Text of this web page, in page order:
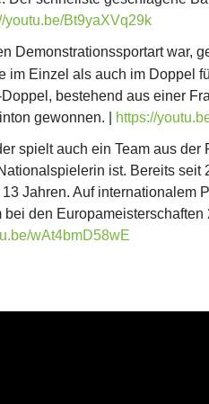
youtu.be/Bt9yaXVq29k
Demonstrationssportart war,
im Einzel als auch im Doppel
bestehend aus einer
gewonnen. |
https://
spielt auch ein Team aus
ist. Bereits
Jahren. Auf
den
wAt4bmD58wE